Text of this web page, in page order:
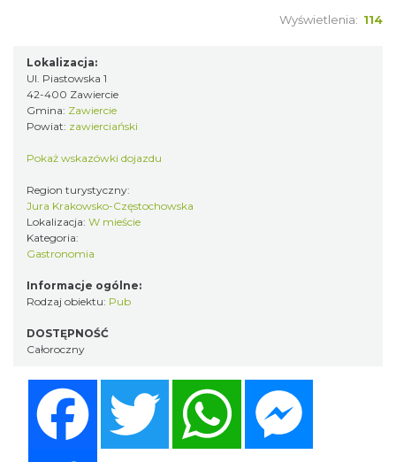
Wyświetlenia: 114
Lokalizacja:
Ul. Piastowska 1
42-400 Zawiercie
Gmina: Zawiercie
Powiat: zawierciański
Pokaż wskazówki dojazdu
Region turystyczny:
Jura Krakowsko-Częstochowska
Lokalizacja: W mieście
Kategoria:
Gastronomia
Informacje ogólne:
Rodzaj obiektu: Pub
DOSTĘPNOŚĆ
Całoroczny
Twitter WhatsApp